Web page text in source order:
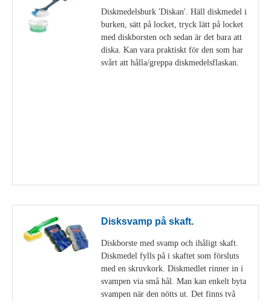
Diskmedelsburk 'Diskan'. Häll diskmedel i
burken, sätt på locket, tryck lätt på locket
med diskborsten och sedan är det bara att
diska. Kan vara praktiskt för den som har
svårt att hålla/greppa diskmedelsflaskan.
Disksvamp på skaft.
Diskborste med svamp och ihåligt skaft.
Diskmedel fylls på i skaftet som försluts
med en skruvkork. Diskmedlet rinner in i
svampen via små hål. Man kan enkelt byta
svampen när den nötts ut. Det finns två